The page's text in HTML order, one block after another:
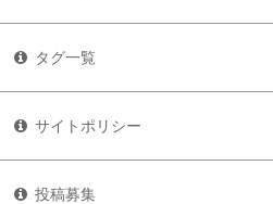
タグ一覧
サイトポリシー
投稿募集